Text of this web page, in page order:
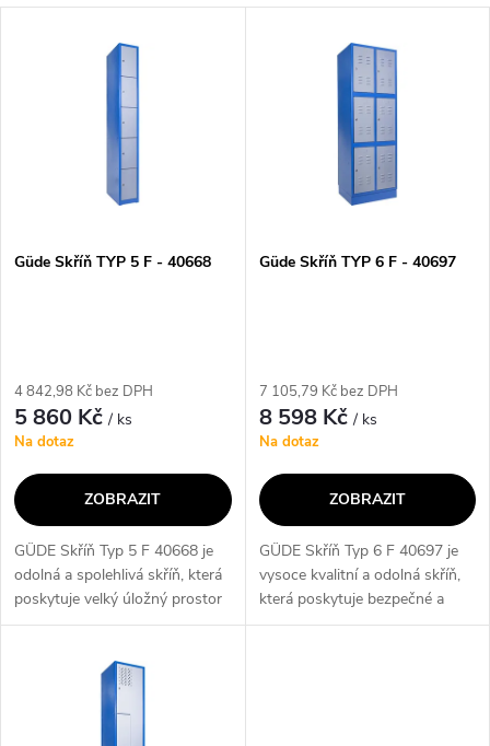
p
o
d
u
k
t
Nejprodávanější
s
o
d
u
k
t
Güde Skříň TYP 5 F - 40668
4 842,98 Kč bez DPH
5 860 Kč/ ks
Na dotaz
ZOBRAZIT
GÜDE Skříň Typ 5 F 40668 je
odolná a spolehlivá skříň, která
poskytuje velký úložný prostor
pro nářadí a další vybavení. Díky
konstrukci je tato...
Güde Skříň TYP 6 F - 40697
7 105,79 Kč bez DPH
8 598 Kč/ ks
Na dotaz
ZOBRAZIT
GÜDE Skříň Typ 6 F 40697 je
vysoce kvalitní a odolná skříň,
která poskytuje bezpečné a
praktické uložení nástrojů a